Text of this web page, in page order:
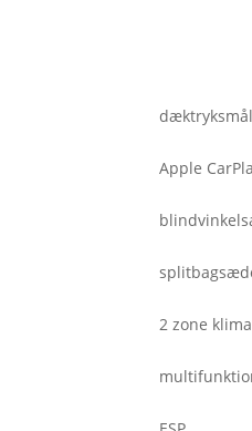
Apple
2 zone klima